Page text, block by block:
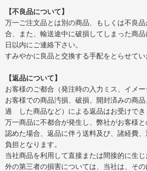
【不良品について】
万一ご注文品とは別の商品、もしくは不良
合、また、輸送途中に破損してしまった商
日以内にご連絡下さい。
すみやかに良品と交換する手配をとらせてい
【返品について】
お客様のご都合（発注時の入力ミス、イメ
お客様での商品汚損、破損、開封済みの商
過 した商品など）による返品はお受けでき
万一商品に不都合が発生し、弊社がお客様
認めた場合、返品に伴う送料及び、諸経費
負担となります。
当社商品を利用して直接または間接的に生
外の第三者の損害については、当社は、そ